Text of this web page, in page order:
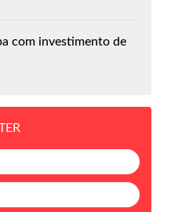
com investimento de